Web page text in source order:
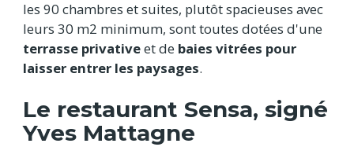
les 90 chambres et suites, plutôt spacieuses avec
leurs 30 m2 minimum, sont toutes dotées d'une
terrasse privativeet de baies vitrées pour
laisser entrer les paysages.
Le restaurant Sensa, signé
Yves Mattagne